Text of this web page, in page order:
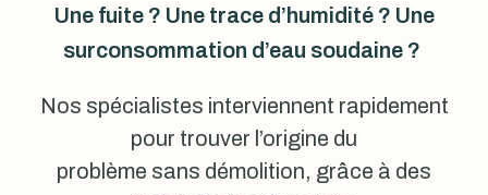
Une fuite ? Une trace d’humidité ? Une
surconsommation d’eau soudaine ?
Nos spécialistes interviennent rapidement
pour trouver l’origine du
problème sans démolition, grâce à des